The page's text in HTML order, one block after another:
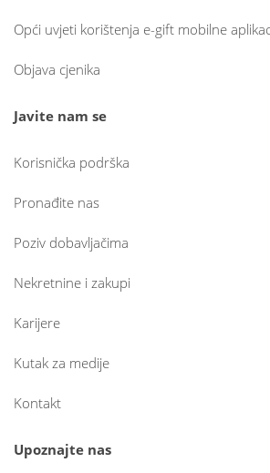
Opći uvjeti korištenja e-gift mobilne
Objava cjenika
Javite nam se
Korisnička podrška
Pronađite nas
Poziv dobavljačima
Nekretnine i zakupi
Karijere
Kutak za medije
Kontakt
Upoznajte nas